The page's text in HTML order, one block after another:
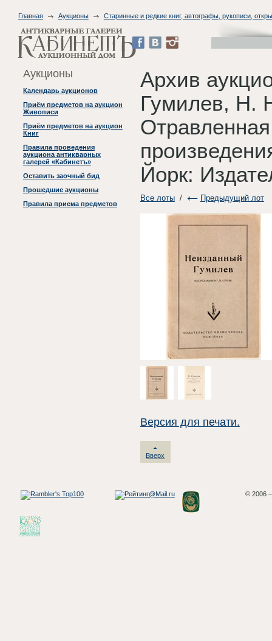
Главная Аукционы Старинные и редкие книг, автографы, рукописи,
Аукционы
Календарь аукционов
Приём предметов на аукцион
Живописи
Приём предметов на аукцион
Книг
Правила проведения
аукциона антикварных
галерей «Кабинетъ»
Оставить заочный бид
Прошедшие аукционы
Правила приема предметов
Архив
Гумилев, Н.
Йорк:
Все лоты/ Предыдущий лот
Версия для печати.
Вверх
© 2006